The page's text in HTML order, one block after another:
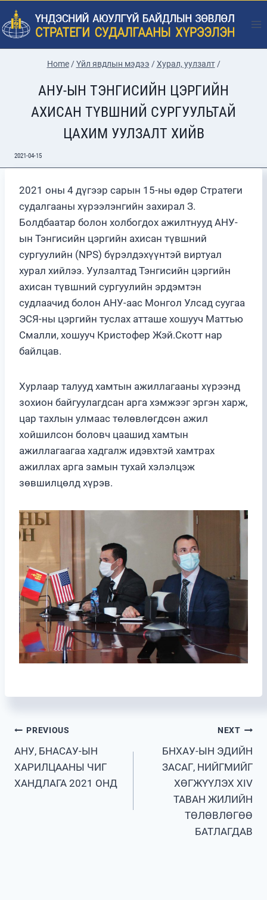
Skip
to
content
Home / Үйл явдлын мэдээ / Хурал, уулзалт /
АНУ-ЫН ТЭНГИСИЙН ЦЭРГИЙН
АХИСАН ТҮВШНИЙ СУРГУУЛЬТАЙ
ЦАХИМ УУЛЗАЛТ ХИЙВ
2021-04-15
2021 оны 4 дүгээр сарын 15-ны өдөр Стратеги
судалгааны хүрээлэнгийн захирал З.
Болдбаатар болон холбогдох ажилтнууд АНУ-
ын Тэнгисийн цэргийн ахисан түвшний
сургуулийн (NPS) бүрэлдэхүүнтэй виртуал
хурал хийлээ. Уулзалтад Тэнгисийн цэргийн
ахисан түвшний сургуулийн эрдэмтэн
судлаачид болон АНУ-аас Монгол Улсад суугаа
ЭСЯ-ны цэргийн туслах атташе хошууч Маттью
Смалли, хошууч Кристофер Жэй.Скотт нар
байлцав.
Хурлаар талууд хамтын ажиллагааны хүрээнд
зохион байгуулагдсан арга хэмжээг эргэн харж,
цар тахлын улмаас төлөвлөгдсөн ажил
хойшилсон боловч цаашид хамтын
ажиллагаагаа хадгалж идэвхтэй хамтрах
ажиллах арга замын тухай хэлэлцэж
зөвшилцөлд хүрэв.
Post
navigation
PREVIOUS
АНУ, БНАСАУ-ЫН
ХАРИЛЦААНЫ ЧИГ
ХАНДЛАГА 2021 ОНД
NEXT
БНХАУ-ЫН ЭДИЙН
ЗАСАГ, НИЙГМИЙГ
ХӨГЖҮҮЛЭХ XIV
ТАВАН ЖИЛИЙН
ТӨЛӨВЛӨГӨӨ
БАТЛАГДАВ